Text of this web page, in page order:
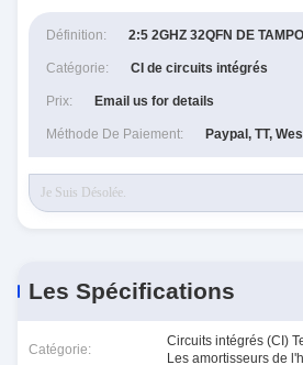
Définition: 2:5 2GHZ 32QFN DE
Catégorie: CI de circuits intégrés
Prix: Email us for details
Méthode De Paiement: Paypal, TT,
Les Spécifications
Catégorie:
Circuits intégrés (CI)
Les amortisseurs de